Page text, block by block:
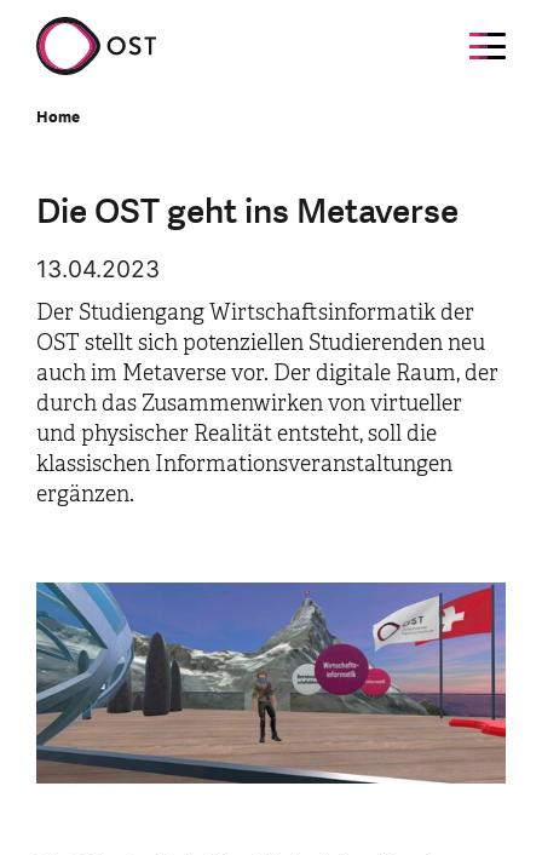
Home
Die OST geht ins Metaverse
13.04.2023
Der Studiengang Wirtschaftsinformatik der
OST stellt sich potenziellen Studierenden neu
auch im Metaverse vor. Der digitale Raum, der
durch das Zusammenwirken von virtueller
und physischer Realität entsteht, soll die
klassischen Informationsveranstaltungen
ergänzen.